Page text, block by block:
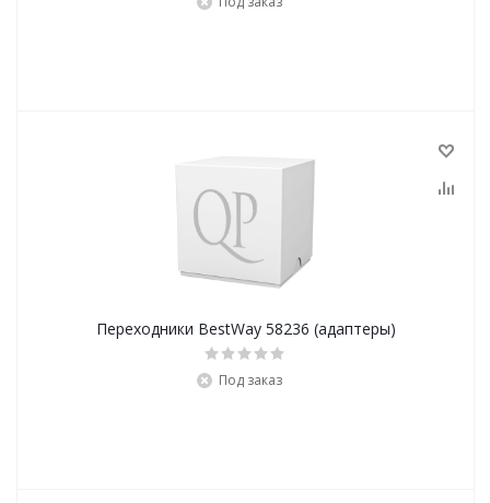
Переходники BestWay 58236 (адаптеры)
Под заказ